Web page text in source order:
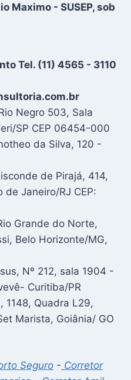
Maximo - SUSEP, sob
Tel. (11) 4565 - 3110
Negro 503, Sala
SP CEP 06454-000
da Silva, 120 -
de Pirajá, 414,
de Janeiro/RJ CEP:
Grande do Norte,
Belo Horizonte/MG,
Nº 212, sala 1904 -
Curitiba/PR
1148, Quadra L29,
Marista, Goiânia/ GO
Seguro - Corretor